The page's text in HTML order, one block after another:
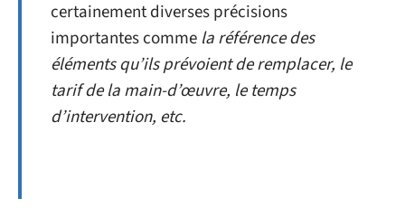
certainement diverses précisions
importantes comme la référence des
éléments qu’ils prévoient de remplacer, le
tarif de la main-d’œuvre, le temps
d’intervention, etc.